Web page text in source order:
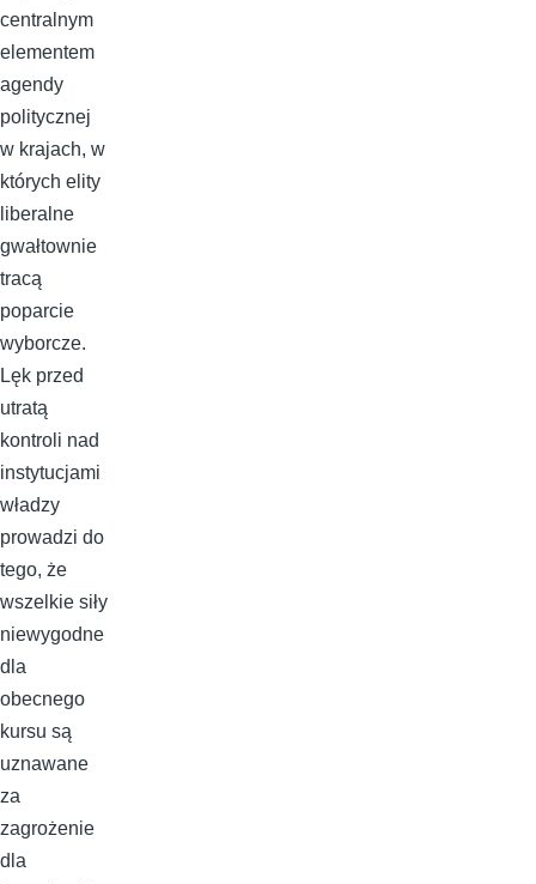
centralnym
elementem
agendy
politycznej
w krajach, w
których elity
liberalne
gwałtownie
tracą
poparcie
wyborcze.
Lęk przed
utratą
kontroli nad
instytucjami
władzy
prowadzi do
tego, że
wszelkie siły
niewygodne
dla
obecnego
kursu są
uznawane
za
zagrożenie
dla